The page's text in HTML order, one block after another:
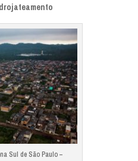
Sul de São Paulo –